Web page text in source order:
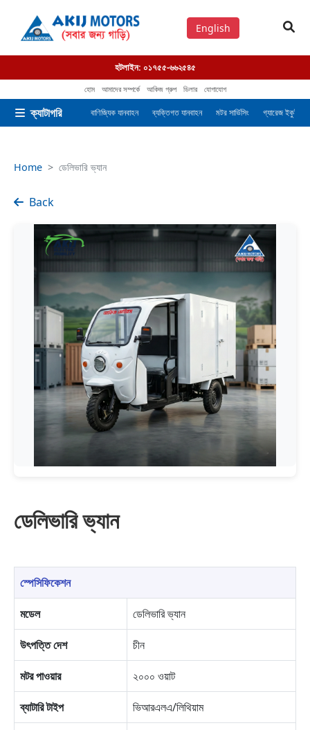
English
হটলাইন: ০১৭৫৫-৬৬২৫৪৫
হোম আমাদের সম্পর্কে আকিজ গ্রুপ ডিলার যোগাযোগ
ক্যাটাগরি বাণিজ্যিক যানবাহন ব্যক্তিগত যানবাহন মটর সার্ভিসিং গ্যারেজ
Home ডেলিভারি ভ্যান
Back
ডেলিভারি ভ্যান
স্পেসিফিকেশন
মডেল ডেলিভারি ভ্যান
উৎপত্তি দেশ চীন
মটর পাওয়ার ২০০০ ওয়াট
ব্যাটারি টাইপ ভিআরএলএ/লিথিয়াম